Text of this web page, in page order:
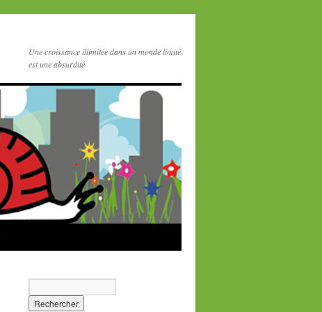
Une croissance illimitée dans un monde limité
est une absurdité